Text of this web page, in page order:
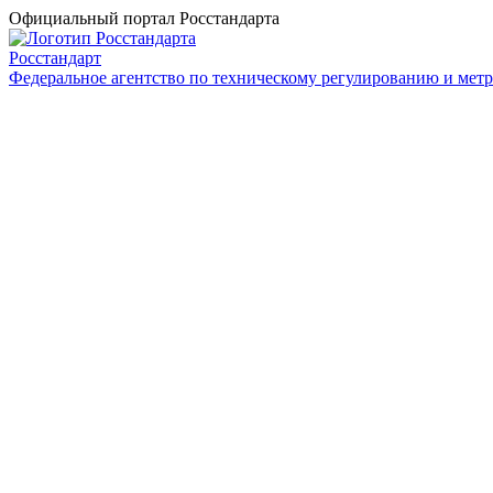
Официальный портал Росстандарта
Росстандарт
Федеральное агентство по техническому регулированию и